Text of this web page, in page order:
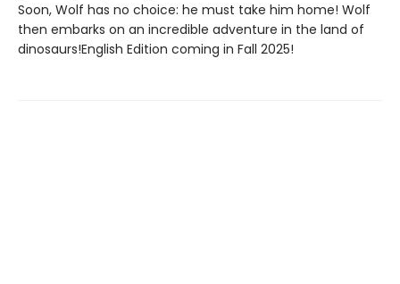
Soon, Wolf has no choice: he must take him home! Wolf
then embarks on an incredible adventure in the land of
dinosaurs!English Edition coming in Fall 2025!